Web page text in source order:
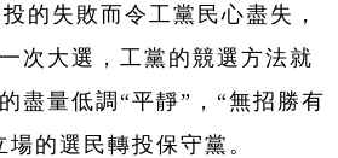
的失敗而令工黨民心盡失，
次大選，工黨的競選方法就
盡量低調“平靜”，“無招勝有
的選民轉投保守黨。